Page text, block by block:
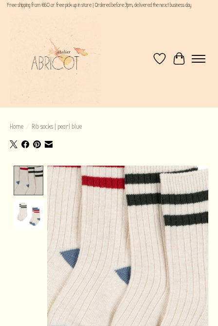
Free shipping from €60 or free pick up in store | Ordered before 3pm, delivered the next business day
VerlanglijstWinkelwagen
Home / Rib socks | pearl blue
Product image slideshow Items